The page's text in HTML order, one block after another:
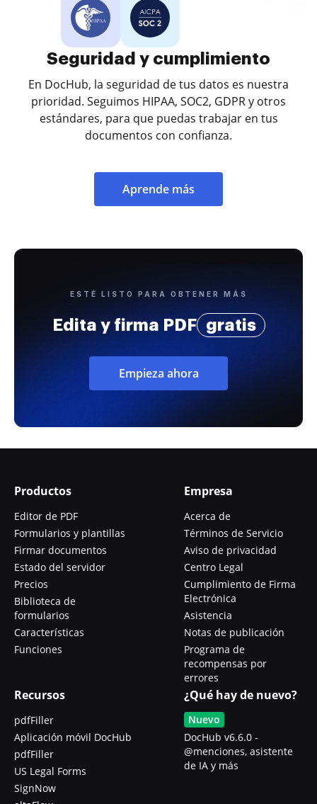
Seguridad y cumplimiento
En DocHub, la seguridad de tus datos es nuestra
prioridad. Seguimos HIPAA, SOC2, GDPR y otros
estándares, para que puedas trabajar en tus
documentos con confianza.
Aprende más
ESTÉ LISTO PARA OBTENER MÁS
Edita y firma PDF gratis
Empieza ahora
Productos
Editor de PDF
Formularios y plantillas
Firmar documentos
Estado del servidor
Precios
Biblioteca de
formularios
Características
Funciones
Empresa
Acerca de
Términos de Servicio
Aviso de privacidad
Centro Legal
Cumplimiento de Firma
Electrónica
Asistencia
Notas de publicación
Programa de
recompensas por
errores
Recursos
pdfFiller
Aplicación móvil DocHub
pdfFiller
US Legal Forms
SignNow
¿Qué hay de nuevo?
Nuevo
DocHub v6.6.0 -
@menciones, asistente
de IA y más